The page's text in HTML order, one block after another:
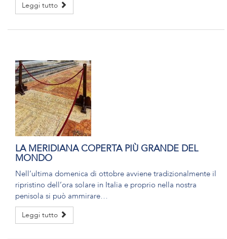
Leggi tutto
LA MERIDIANA COPERTA PIÙ GRANDE DEL
MONDO
Nell’ultima domenica di ottobre avviene tradizionalmente il
ripristino dell’ora solare in Italia e proprio nella nostra
penisola si può ammirare…
Leggi tutto